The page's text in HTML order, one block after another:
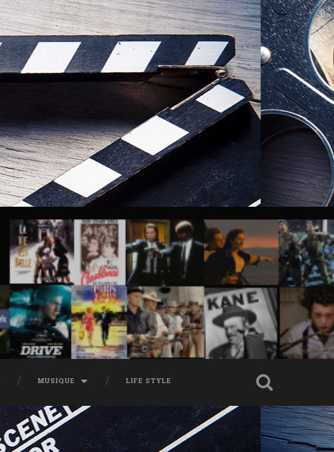
MUSIQUE LIFE STYLE